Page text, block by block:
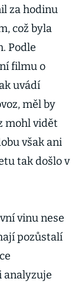
za hodinu
což byla
Podle
filmu o
uvádí
měl by
mohl vidět
však ani
tak došlo v
vinu nese
pozůstalí
analyzuje